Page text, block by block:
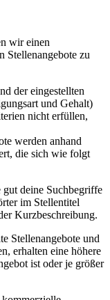
wir einen
Stellenangebote zu
der eingestellten
und Gehalt)
nicht erfüllen,
werden anhand
die sich wie folgt
deine Suchbegriffe
im Stellentitel
Kurzbeschreibung.
Stellenangebote und
erhalten eine höhere
ist oder je größer